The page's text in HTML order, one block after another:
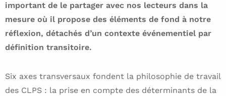
important de le partager avec nos lecteurs dans la
mesure où il propose des éléments de fond à notre
réflexion, détachés d’un contexte événementiel par
définition transitoire.
Six axes transversaux fondent la philosophie de travail
des CLPS : la prise en compte des déterminants de la